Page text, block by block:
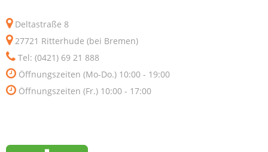
Deltastraße 8
27721 Ritterhude (bei Bremen)
Tel: (0421) 69 21 888
Öffnungszeiten (Mo-Do.) 10:00 - 19:00
Öffnungszeiten (Fr.) 10:00 - 17:00